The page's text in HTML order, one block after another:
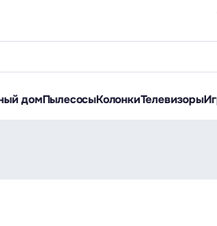
домПылесосыКолонкиТелевизоры